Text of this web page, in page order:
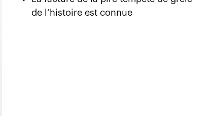
de l’histoire est connue